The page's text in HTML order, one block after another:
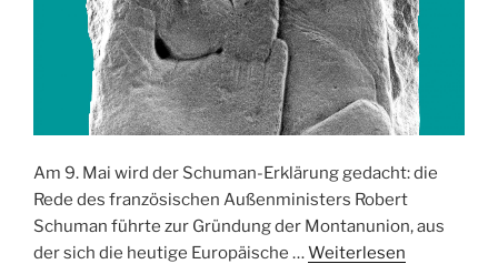
Am 9. Mai wird der Schuman-Erklärung gedacht: die
Rede des französischen Außenministers Robert
Schuman führte zur Gründung der Montanunion, aus
der sich die heutige Europäische …Weiterlesen